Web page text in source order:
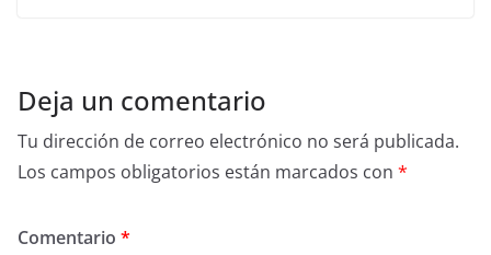
Deja un comentario
Tu dirección de correo electrónico no será publicada.
Los campos obligatorios están marcados con *
Comentario *